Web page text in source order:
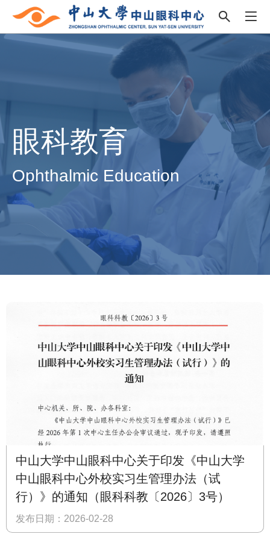
眼科教育
Ophthalmic Education
中山大学中山眼科中心关于印发《中山大学
中山眼科中心外校实习生管理办法（试
行）》的通知（眼科科教〔2026〕3号）
发布日期：2026-02-28